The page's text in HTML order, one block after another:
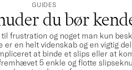
GUIDES
du bør
frustration og noget man kun
er en helt videnskab og en vigtig
at binde et slips eller at
5 enkle og flotte